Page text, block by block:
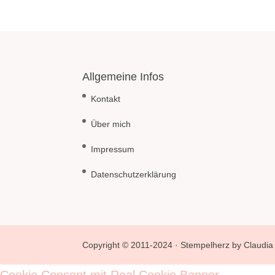
Allgemeine Infos
Kontakt
Über mich
Impressum
Datenschutzerklärung
Copyright © 2011-2024 · Stempelherz by